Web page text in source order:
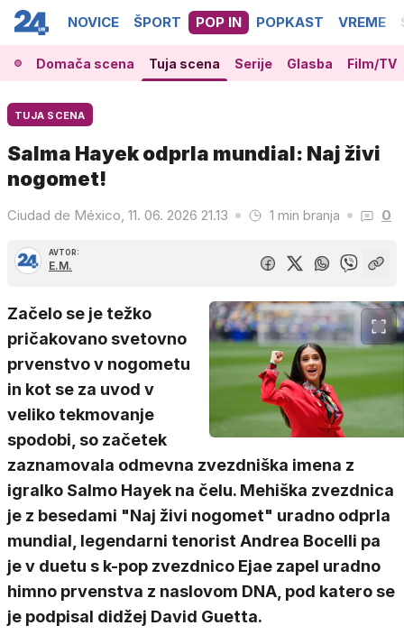
NOVICE ŠPORT POP IN POPKAST VREME
Domača scena Tuja scena Serije Glasba Film/TV
TUJA SCENA
Salma Hayek odprla mundial: Naj živi
nogomet!
Ciudad de México, 11. 06. 2026 21.13 1 min branja 0
AVTOR:
E.M.
Začelo se je težko
pričakovano svetovno
prvenstvo v nogometu
in kot se za uvod v
veliko tekmovanje
spodobi, so začetek
zaznamovala odmevna zvezdniška imena z
igralko Salmo Hayek na čelu. Mehiška zvezdnica
je z besedami "Naj živi nogomet" uradno odprla
mundial, legendarni tenorist Andrea Bocelli pa
je v duetu s k-pop zvezdnico Ejae zapel uradno
himno prvenstva z naslovom DNA, pod katero se
je podpisal didžej David Guetta.